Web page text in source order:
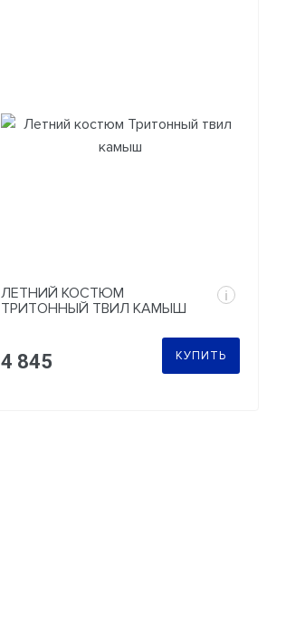
ЛЕТНИЙ КОСТЮМ
ТРИТОННЫЙ ТВИЛ КАМЫШ
i
4 845 КУПИТЬ